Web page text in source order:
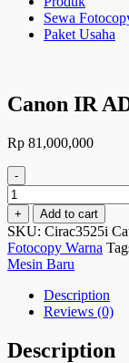
Sewa
Paket Usaha
Canon IR
Rp 81,000,000
-
Canon
IR
ADV
C3525i
quantity
+ Add to cart
SKU: Cirac3525i
Fotocopy Warna
Mesin Baru
Description
Reviews (0)
Description